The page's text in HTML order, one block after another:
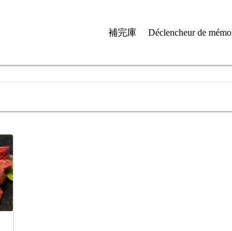
補完庫 Déclencheur de